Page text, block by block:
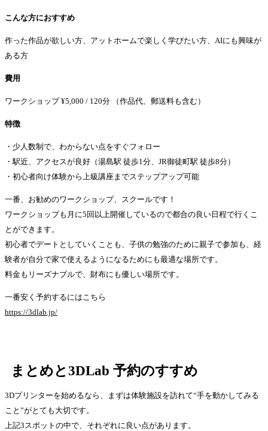
こんな方におすすめ
作った作品が欲しい方、アットホームで楽しく学びたい方、AIにも興味が
ある方
費用
ワークショップ ¥5,000 / 120分 （作品代、郵送料も含む）
特徴
・少人数制で、わからない点をすぐフォロー
・駅近、アクセスが良好（湯島駅 徒歩1分、JR御徒町駅 徒歩8分）
・初心者向け体験から上級講座までステップアップ可能
一番、お勧めのワークショップ、スクールです！
ワークショップも月に5回以上開催しているので都合の良い日程で行くこ
とができます。
初心者でデートとしていくことも、子供の勉強のために親子で参加も、経
験者が自分で家で使えるようになるためにも最適な場所です。
料金もリーズナブルで、財布にも優しい場所です。
一番安く予約するにはこちら
https://3dlab.jp/
まとめと3DLab 予約のすすめ
3Dプリンターを始めるなら、まずは体験施設を訪れて“手を動かしてみる
こと”がとても大切です。
上記3スポットの中で、それぞれに良い点があります。